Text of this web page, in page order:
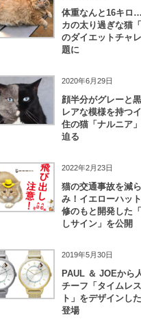
体重なんと16キロ
カの太り過ぎな猫「
のダイエットチャ
題に
2020年6月29日
顔半分がグレーと
レアな模様を持つ
住の猫「ナルニア
迫る
2022年2月23日
猫の交通事故を減
み！イエローハッ
修のもと開発した
しサイン」を公開
2019年5月30日
PAUL ＆ JOEから
チーフ「タイムレ
ト」をデザインし
登場